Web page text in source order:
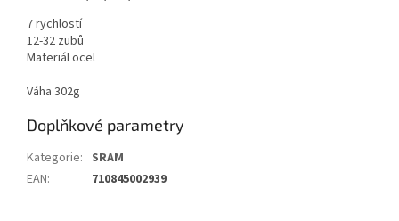
7 rychlostí
12-32 zubů
Materiál ocel
Váha 302g
Doplňkové parametry
Kategorie: SRAM
EAN: 710845002939